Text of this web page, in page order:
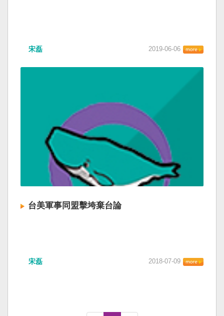
宋磊 2019-06-06
台美軍事同盟擊垮棄台論
宋磊 2018-07-09